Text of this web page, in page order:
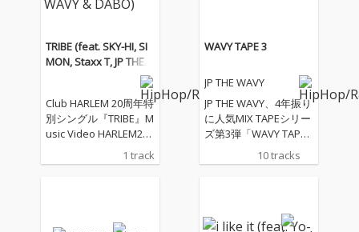
TRIBE (feat. SKY-HI, SI
MON, Staxx T, JP THE
Club HARLEM 20周年特
別シングル『TRIBE』M
usic Video HARLEM20
× Reebok CLASSIC “ZO
KU RUNNER” 数々の伝
に幕を開けたこのモン
1 track
WAVY TAPE 3
JP THE WAVY
JP THE WAVY、4年振り
に人気MIX TAPEシリー
ズ第3弾「WAVY TAPE
3」リリースを発表。
客演はAwich、Benjazz
を収録した『WAVY TA
10 tracks